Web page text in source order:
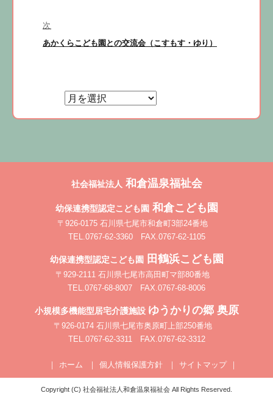
ゲ
ー
稿:
次
次
あかくらこども園との交流会（こすもす・ゆり）
社会福祉法人 和倉温泉福祉会
幼保連携型認定こども園和倉こども園
〒926-0175 石川県七尾市和倉町3部24番地
TEL.0767-62-3360 FAX.0767-62-1105
幼保連携型認定こども園田鶴浜こども園
〒929-2111 石川県七尾市高田町マ部80番地
TEL.0767-68-8007 FAX.0767-68-8006
小規模多機能型居宅介護施設 ゆうかりの郷 奥原
〒926-0174 石川県七尾市奥原町上部250番地
TEL.0767-62-3311 FAX.0767-62-3312
ホーム 個人情報保護方針 サイトマップ
Copyright (C) 社会福祉法人和倉温泉福祉会 All Rights Reserved.